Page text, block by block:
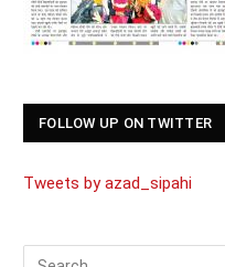
FOLLOW UP ON TWITTER
Tweets by azad_sipahi